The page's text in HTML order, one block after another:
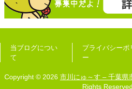
当ブログについ
て
プライバシーポ
ー
Copyright © 2026 市川にゅ～す – 千葉県
Rights Reserved.